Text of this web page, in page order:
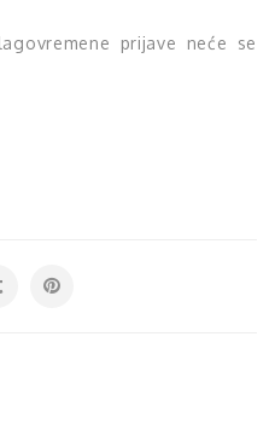
prijave neće se